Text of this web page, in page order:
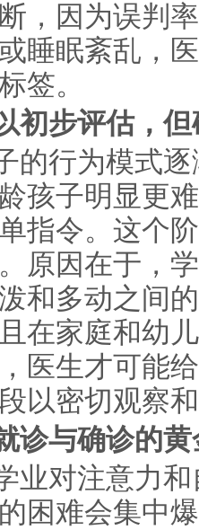
，因为误判
睡眠紊乱，
签。
初步评估，
的行为模式
孩子明显更
指令。这个
原因在于，
和多动之间
在家庭和幼
医生才可能
以密切观察
诊与确诊的
业对注意力
困难会集中